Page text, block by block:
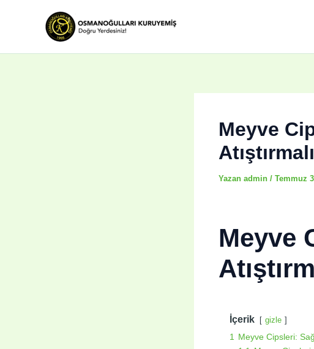
Meyve
Yazan admin / Temmuz
Meyve
İçerik gizle
1
Meyve Cipsleri: